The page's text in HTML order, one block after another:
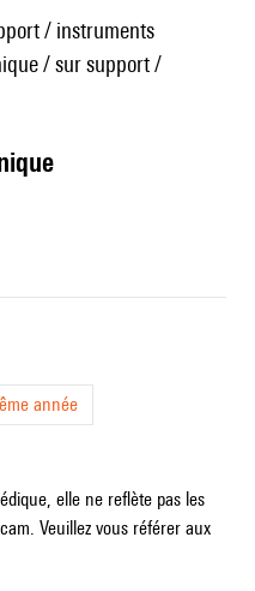
/ instruments
/ sur support /
année
elle ne reflète pas les
Veuillez vous référer aux